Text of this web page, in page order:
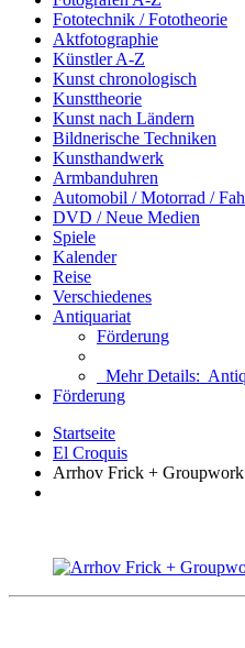
Fototechnik / Fototheorie
Aktfotographie
Künstler A-Z
Kunst chronologisch
Kunsttheorie
Kunst nach Ländern
Bildnerische Techniken
Kunsthandwerk
Armbanduhren
Automobil / Motorrad /
DVD / Neue Medien
Spiele
Kalender
Reise
Verschiedenes
Antiquariat
Förderung
Mehr Details:
Förderung
Startseite
El Croquis
Arrhov Frick +